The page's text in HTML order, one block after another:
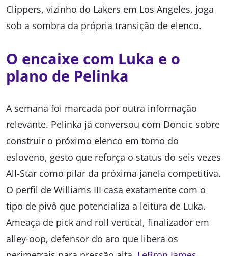
Clippers, vizinho do Lakers em Los Angeles, joga
sob a sombra da própria transição de elenco.
O encaixe com Luka e o
plano de Pelinka
A semana foi marcada por outra informação
relevante. Pelinka já conversou com Doncic sobre
construir o próximo elenco em torno do
esloveno, gesto que reforça o status do seis vezes
All-Star como pilar da próxima janela competitiva.
O perfil de Williams III casa exatamente com o
tipo de pivô que potencializa a leitura de Luka.
Ameaça de pick and roll vertical, finalizador em
alley-oop, defensor do aro que libera os